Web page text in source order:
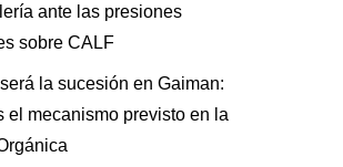
ante las presiones
sobre CALF
la sucesión en Gaiman:
el mecanismo previsto en la